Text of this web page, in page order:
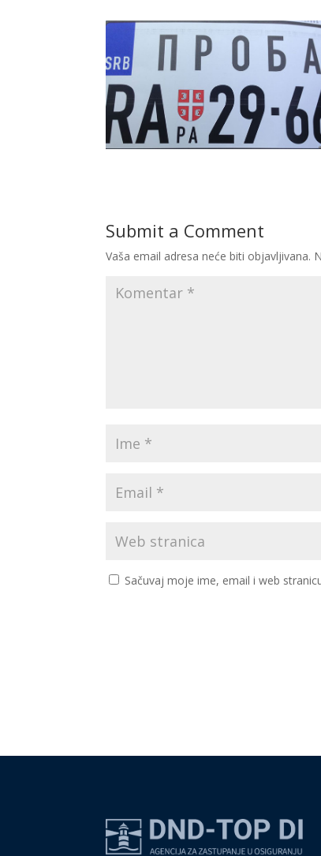
Submit a Comment
Vaša email adresa neće biti objavljivana.
Sačuvaj moje ime, email i web